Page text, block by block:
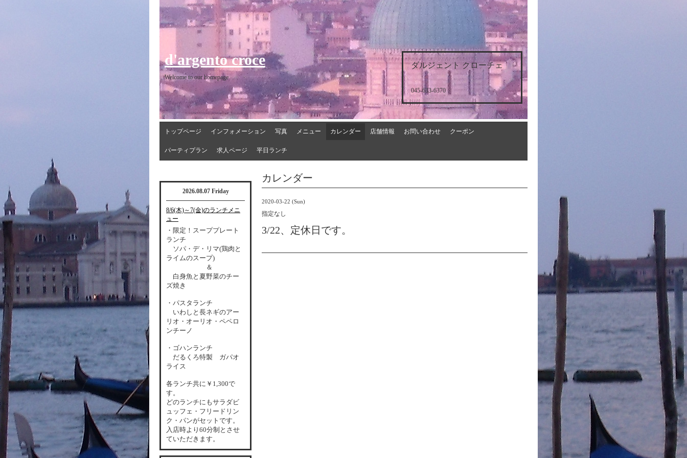
ダルジェント クローチェ
045-633-6370
d'argento croce
Welcome to our homepage
トップページ インフォメーション 写真 メニュー カレンダー 店舗情報 お問い合わせ クーポン
パーティプラン 求人ページ 平日ランチ
カレンダー
2020-03-22 (Sun)
指定なし
3/22、定休日です。
2026.08.07 Friday
8/6(木)～7(金)のランチメニ
ュー
・限定！スーププレート
ランチ
ソパ・デ・リマ(鶏肉と
ライムのスープ)
＆
白身魚と夏野菜のチー
ズ焼き
・パスタランチ
いわしと長ネギのアー
リオ・オーリオ・ペペロ
ンチーノ
・ゴハンランチ
だるくろ特製 ガパオ
ライス
各ランチ共に￥1,300で
す。
どのランチにもサラダビ
ュッフェ・フリードリン
ク・パンがセットです。
入店時より60分制とさせ
ていただきます。